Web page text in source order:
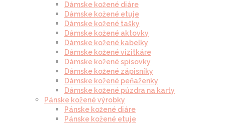
Dámske kožené diáre
Dámske kožené etuje
Dámske kožené tašky
Dámske kožené aktovky
Dámske kožené kabelky
Dámske kožené vizitkáre
Dámske kožené spisovky
Dámske kožené zápisníky
Dámske kožené peňaženky
Dámske kožené púzdra na karty
Pánske kožené výrobky
Pánske kožené diáre
Pánske kožené etuje